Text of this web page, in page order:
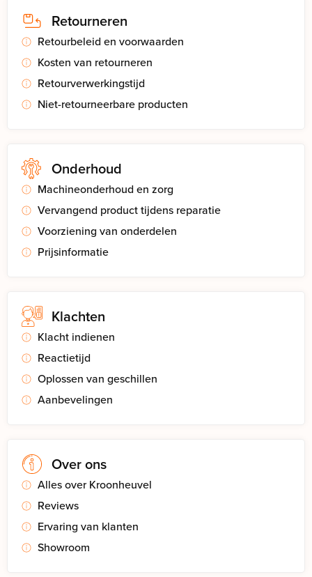
Retourneren
Retourbeleid en voorwaarden
Kosten van retourneren
Retourverwerkingstijd
Niet-retourneerbare producten
Onderhoud
Machineonderhoud en zorg
Vervangend product tijdens reparatie
Voorziening van onderdelen
Prijsinformatie
Klachten
Klacht indienen
Reactietijd
Oplossen van geschillen
Aanbevelingen
Over ons
Alles over Kroonheuvel
Reviews
Ervaring van klanten
Showroom